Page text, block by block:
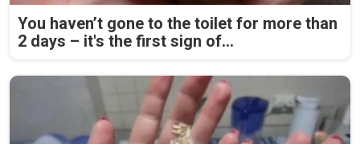
You haven’t gone to the toilet for more than
2 days – it's the first sign of...